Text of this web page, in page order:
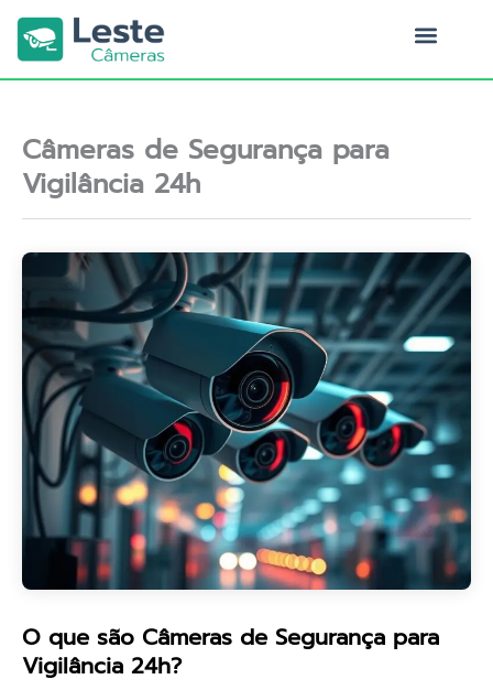
para
conteúdo
Câmeras de Segurança para
Vigilância 24h
O que são Câmeras de Segurança para
Vigilância 24h?